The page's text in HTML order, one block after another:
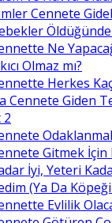
Cennete
Ne
Olmaz mı?
Herkes
Cennete Giden
2
Gitmek
İyi, Yeteri
(Ya Da
Evlilik